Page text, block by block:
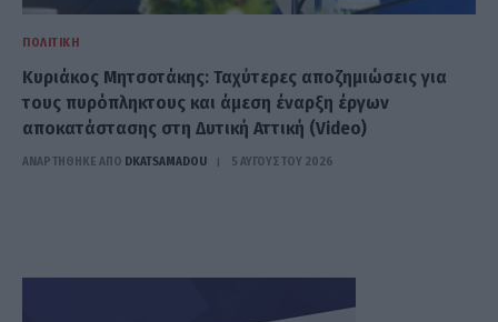
ΠΟΛΙΤΙΚΉ
Κυριάκος Μητσοτάκης: Ταχύτερες αποζημιώσεις για
τους πυρόπληκτους και άμεση έναρξη έργων
αποκατάστασης στη Δυτική Αττική (Video)
ΑΝΑΡΤΗΘΗΚΕ ΑΠΟ DKATSAMADOU 5 ΑΥΓΟΎΣΤΟΥ 2026